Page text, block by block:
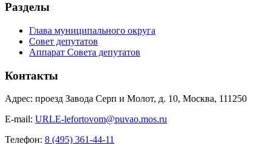
Разделы
Глава муниципального округа
Совет депутатов
Аппарат Совета депутатов
Контакты
Адрес: проезд Завода Серп и Молот, д. 10, Москва, 111250
E-mail: URLE-lefortovom@puvao.mos.ru
Телефон: 8 (495) 361-44-11